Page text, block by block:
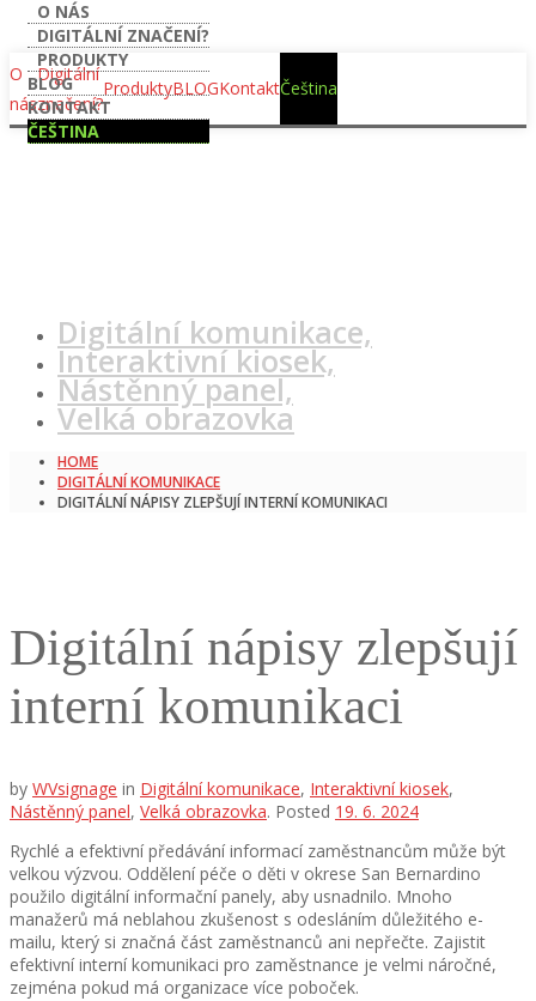
O
nás
Digitální
značení?
ProduktyBLOGKontaktČeština
O NÁS
DIGITÁLNÍ ZNAČENÍ?
PRODUKTY
BLOG
KONTAKT
ČEŠTINA
Digitální nápisy
zlepšují interní
Digitální komunikace,
Interaktivní kiosek,
Nástěnný panel,
Velká obrazovka
HOME
DIGITÁLNÍ KOMUNIKACE
DIGITÁLNÍ NÁPISY ZLEPŠUJÍ INTERNÍ KOMUNIKACI
Digitální nápisy zlepšují
interní komunikaci
by WVsignage in Digitální komunikace, Interaktivní kiosek,
Nástěnný panel, Velká obrazovka. Posted 19. 6. 2024
Rychlé a efektivní předávání informací zaměstnancům může být
velkou výzvou. Oddělení péče o děti v okrese San Bernardino
použilo digitální informační panely, aby usnadnilo. Mnoho
manažerů má neblahou zkušenost s odesláním důležitého e-
mailu, který si značná část zaměstnanců ani nepřečte. Zajistit
efektivní interní komunikaci pro zaměstnance je velmi náročné,
zejména pokud má organizace více poboček.